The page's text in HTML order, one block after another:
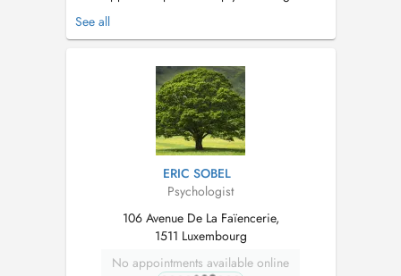
anxiety, stress, burnout, depression, panic
attacks, trauma, eating disorders and
approach includes DBT, ACT, mindfulness
practices, hypnotherapy, somatic therapy, ...
See all
ERIC SOBEL
Psychologist
106 Avenue De La Faïencerie,
1511 Luxembourg
No appointments available online